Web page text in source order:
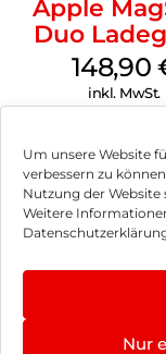
Um unsere Website
verbessern zu
Nutzung der
Weitere
Nur
Apple
Duo
Weiß
148,90
inkl. MwSt.
Impressum